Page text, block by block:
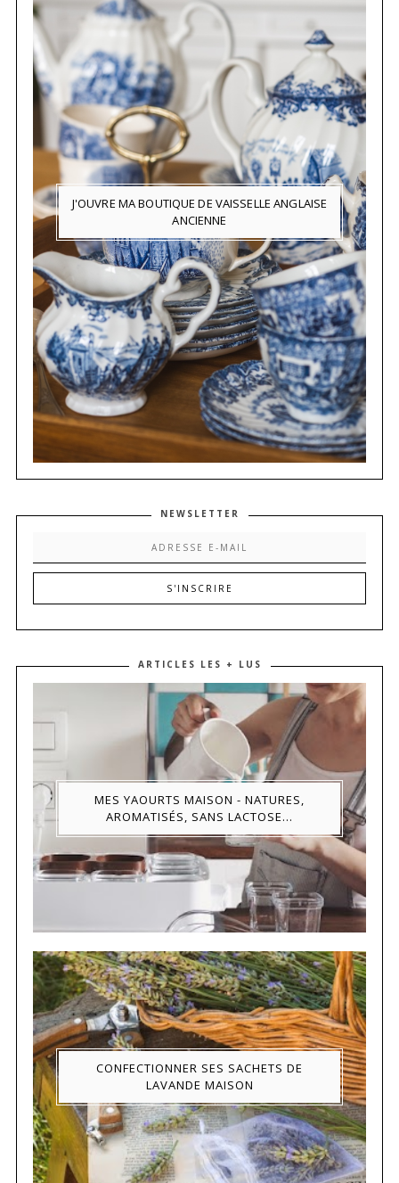
J'OUVRE MA BOUTIQUE DE VAISSELLE ANGLAISE
ANCIENNE
NEWSLETTER
ARTICLES LES + LUS
MES YAOURTS MAISON - NATURES,
AROMATISÉS, SANS LACTOSE...
CONFECTIONNER SES SACHETS DE
LAVANDE MAISON